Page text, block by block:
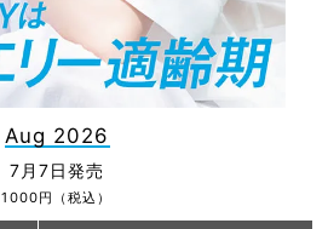
Aug 2026
7月7日発売
1000円（税込）